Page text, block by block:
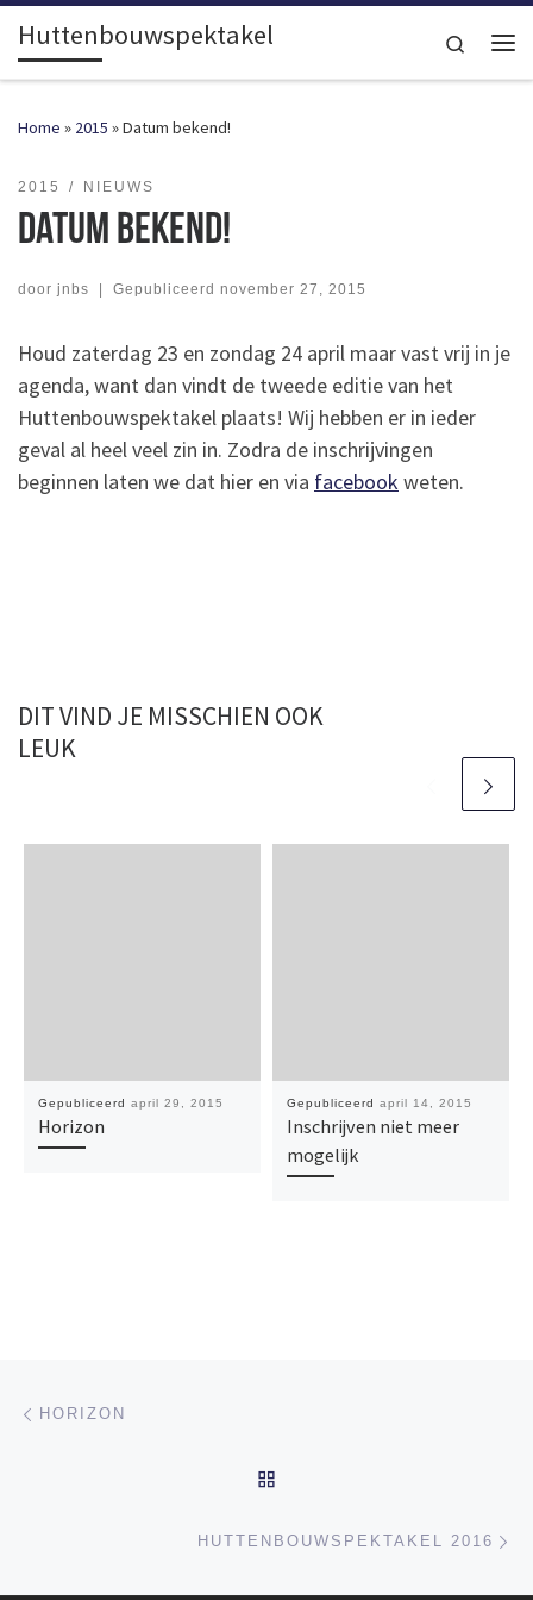
Ga naar inhoud
Huttenbouwspektakel
Search
Home » 2015 »Datum bekend!
2015 NIEUWS
Datum bekend!
door jnbs | Gepubliceerd november 27, 2015
Houd zaterdag 23 en zondag 24 april maar vast vrij in je
agenda, want dan vindt de tweede editie van het
Huttenbouwspektakel plaats! Wij hebben er in ieder
geval al heel veel zin in. Zodra de inschrijvingen
beginnen laten we dat hier en via facebook weten.
DIT VIND JE MISSCHIEN OOK
LEUK
Gepubliceerd april 29, 2015
Horizon
Gepubliceerd april 14, 2015
Inschrijven niet meer
mogelijk
Bericht navigatie
HORIZON
HUTTENBOUWSPEKTAKEL 2016